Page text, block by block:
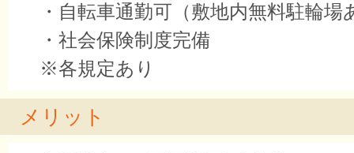
・自転車通勤可（敷地内無料駐輪場
・社会保険制度完備
※各規定あり
メリット